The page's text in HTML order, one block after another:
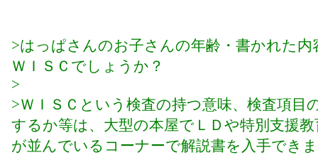
>はっぱさんのお子さんの年齢・書かれた内
ＷＩＳＣでしょうか？
>
>ＷＩＳＣという検査の持つ意味、検査項目
するか等は、大型の本屋でＬＤや特別支援
が並んでいるコーナーで解説書を入手でき